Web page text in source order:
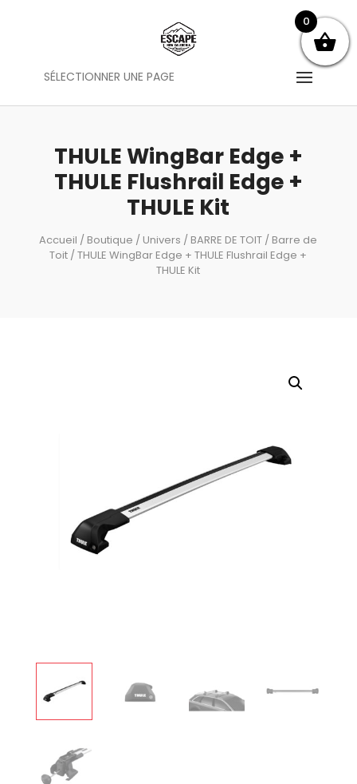
SÉLECTIONNER UNE PAGE
THULE WingBar Edge +
THULE Flushrail Edge +
THULE Kit
Accueil / Boutique / Univers / BARRE DE TOIT / Barre de
Toit / THULE WingBar Edge + THULE Flushrail Edge +
THULE Kit
0